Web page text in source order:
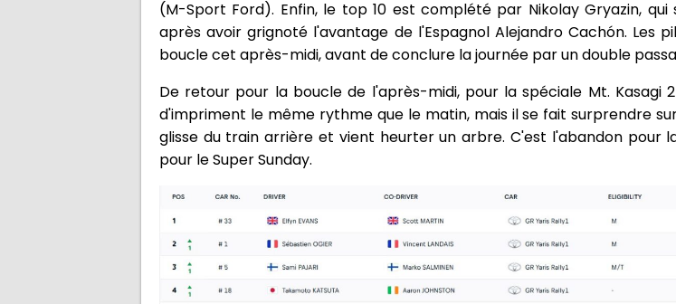
(M-Sport Ford). Enfin, le top 10 est complété par Nikolay Gryazin,
après avoir grignoté l'avantage de l'Espagnol Alejandro Cachón. Les
boucle cet après-midi, avant de conclure la journée par un double
De retour pour la boucle de l'après-midi, pour la spéciale Mt. Kasagi
d'impriment le même rythme que le matin, mais il se fait surprendre
glisse du train arrière et vient heurter un arbre. C'est l'abandon pour
pour le Super Sunday.